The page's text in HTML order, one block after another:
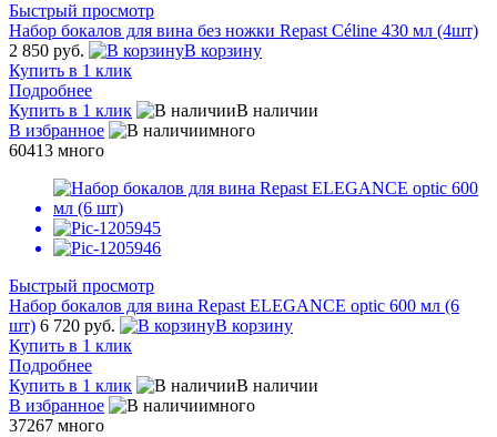
Быстрый просмотр
Набор бокалов для вина без ножки Repast Céline 430 мл (4шт)
2 850 руб.
В корзину
Купить в 1 клик
Подробнее
Купить в 1 клик
В наличии
В избранное
много
60413 много
Быстрый просмотр
Набор бокалов для вина Repast ELEGANCE optic 600 мл (6
шт) 6 720 руб.
В корзину
Купить в 1 клик
Подробнее
Купить в 1 клик
В наличии
В избранное
много
37267 много